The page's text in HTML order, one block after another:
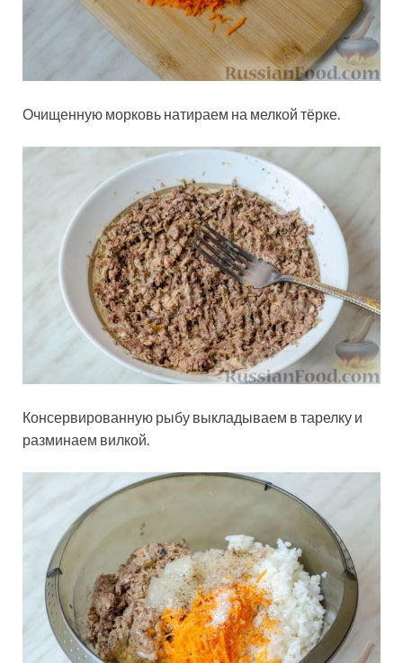
Очищенную морковь натираем на мелкой тёрке.
Консервированную рыбу выкладываем в тарелку и
разминаем вилкой.